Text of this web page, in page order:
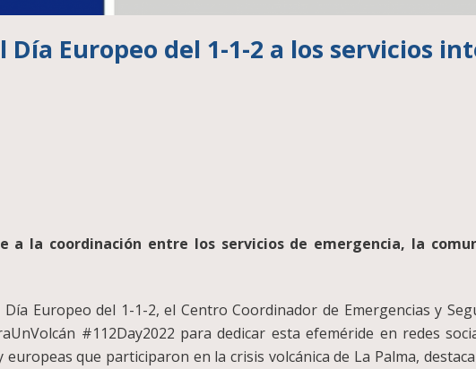
Día Europeo del 1-1-2 a los servicios
a la coordinación entre los servicios de emergencia, la
Europeo del 1-1-2, el Centro Coordinador de Emergencias y
#112Day2022 para dedicar esta efeméride en redes
que participaron en la crisis volcánica de La Palma,